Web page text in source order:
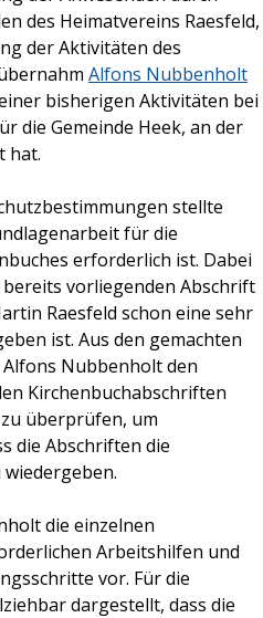
des Heimatvereins Raesfeld,
der Aktivitäten des
Alfons Nubbenholt
bisherigen Aktivitäten bei
die Gemeinde Heek, an der
hat.
stellte
für die
erforderlich ist. Dabei
vorliegenden Abschrift
Raesfeld schon eine sehr
ist. Aus den gemachten
Nubbenholt den
Kirchenbuchabschriften
überprüfen, um
die Abschriften die
die einzelnen
Arbeitshilfen und
vor. Für die
dargestellt, dass die